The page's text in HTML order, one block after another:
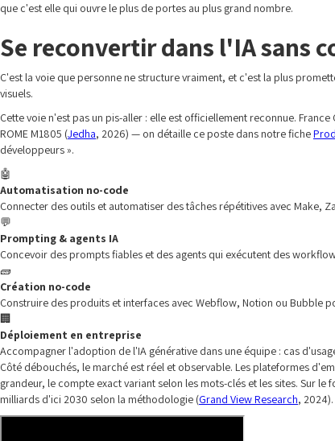
que c'est elle qui ouvre le plus de portes au plus grand nombre.
Se reconvertir dans l'IA sans
C'est la voie que personne ne structure vraiment, et c'est la plus
visuels.
Cette voie n'est pas un pis-aller : elle est officiellement reconnue.
ROME M1805 (Jedha, 2026) — on détaille ce poste dans notre fiche
développeurs ».
🤖
Automatisation no-code
Connecter des outils et automatiser des tâches répétitives avec Make,
💬
Prompting & agents IA
Concevoir des prompts fiables et des agents qui exécutent des
🧱
Création no-code
Construire des produits et interfaces avec Webflow, Notion ou Bubble
🏢
Déploiement en entreprise
Accompagner l'adoption de l'IA générative dans une équipe : cas
Côté débouchés, le marché est réel et observable. Les plateformes
grandeur, le compte exact variant selon les mots-clés et les sites. Sur
milliards d'ici 2030 selon la méthodologie (Grand View Research,